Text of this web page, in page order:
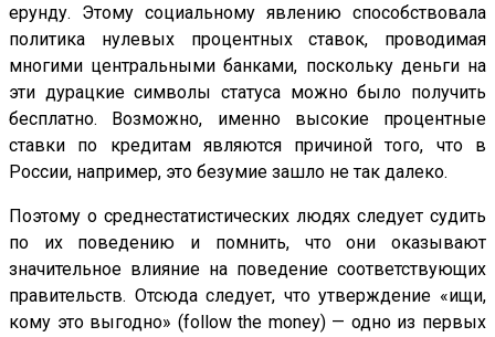
ерунду. Этому социальному явлению способствовала
политика нулевых процентных ставок, проводимая
многими центральными банками, поскольку деньги на
эти дурацкие символы статуса можно было получить
бесплатно. Возможно, именно высокие процентные
ставки по кредитам являются причиной того, что в
России, например, это безумие зашло не так далеко.
Поэтому о среднестатистических людях следует судить
по их поведению и помнить, что они оказывают
значительное влияние на поведение соответствующих
правительств. Отсюда следует, что утверждение «ищи,
кому это выгодно» (follow the money) — одно из первых